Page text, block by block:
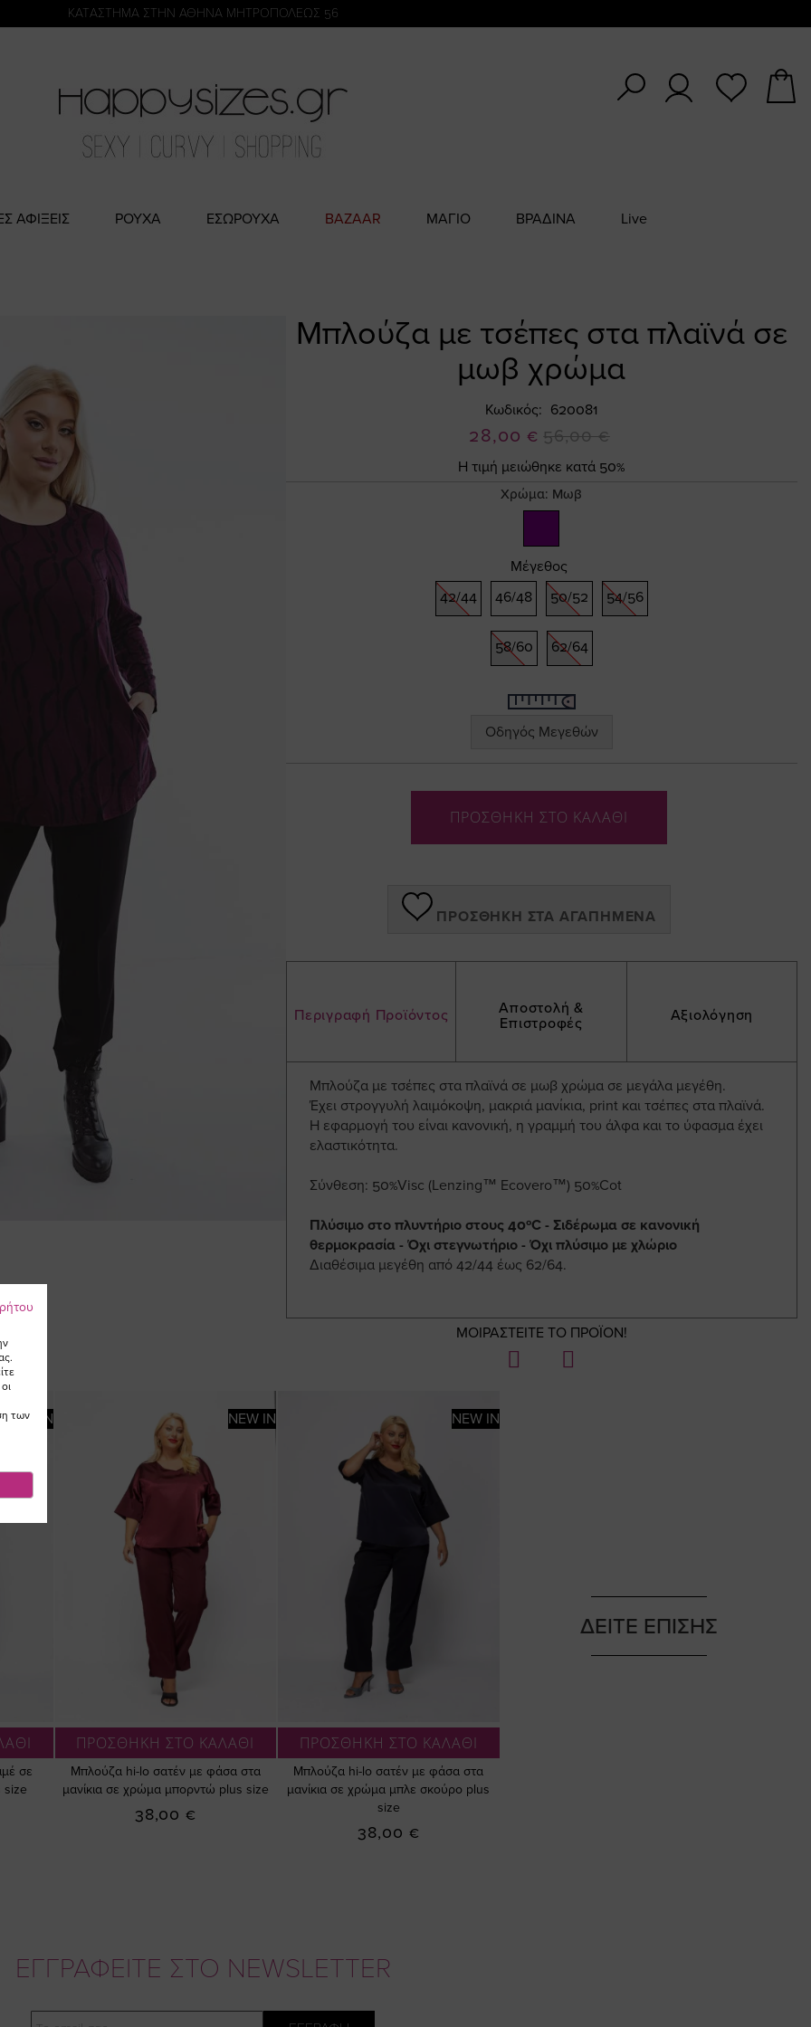
KATΑΣΤΗΜΑ ΣΤΗΝ ΑΘΗΝΑ ΜΗΤΡΟΠΟΛΕΩΣ 56
ΑΦΙΞΕΙΣ ΡΟΥΧΑ ΕΣΩΡΟΥΧΑ BAZAAR ΜΑΓΙΟ ΒΡΑΔΙΝΑ Live
Μπλούζα με τσέπες στα πλαϊνά σε
μωβ χρώμα
Κωδικός 620081
Ειδική
Τιμή
28,00 € 56,00 €
Η τιμή μειώθηκε κατά 50%
Χρώμα: Μωβ
Μέγεθος
42/44
46/48 50/52 54/56
58/60 62/64
Οδηγός Μεγεθών
ΠΡΟΣΘΗΚΗ ΣΤΟ ΚΑΛΑΘΙ
ΠΡΟΣΘΉΚΗ ΣΤΑ ΑΓΑΠΗΜΈΝΑ
Περιγραφή Προϊόντος
Αποστολή &
Επιστροφές
Αξιολόγηση
Μπλούζα με τσέπες στα πλαϊνά σε μωβ χρώμα σε μεγάλα μεγέθη.
Έχει στρογγυλή λαιμόκοψη, μακριά μανίκια, print και τσέπες στα πλαϊνά.
Η εφαρμογή του είναι κανονική, η γραμμή του άλφα και το ύφασμα έχει
ελαστικότητα.
Σύνθεση: 50%Visc (Lenzing™ Ecovero™) 50%Cot
Πλύσιμο στο πλυντήριο στους 40ºC - Σιδέρωμα σε κανονική
θερμοκρασία - Όχι στεγνωτήριο - Όχι πλύσιμο με χλώριο
Διαθέσιμα μεγέθη από 42/44 έως 62/64.
ΜΟΙΡΑΣΤΕΙΤΕ ΤΟ ΠΡΟΪΟΝ!
NEW IN
σε
size
NEW IN
ΠΡΟΣΘΗΚΗ ΣΤΟ ΚΑΛΑΘΙ
Μπλούζα hi-lo σατέν με φάσα στα
μανίκια σε χρώμα μπορντώ plus size
38,00 €
NEW IN
ΠΡΟΣΘΗΚΗ ΣΤΟ ΚΑΛΑΘΙ
Μπλούζα hi-lo σατέν με φάσα στα
μανίκια σε χρώμα μπλε σκούρο plus
size
38,00 €
ΔΕΙΤΕ ΕΠΙΣΗΣ
ΕΓΓΡΑΦΕΙΤΕ ΣΤΟ NEWSLETTER
των